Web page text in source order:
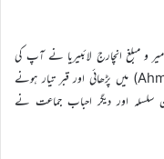
امیر و مبلغ انچارج لائبیریا نے آپ کی
نماز جنازہ احمد آباد پو-ریور (Ahmadabad Kpo-River) میں پڑھائی اور قبر تیار ہونے
سلسلہ اور دیگر احباب جماعت نے